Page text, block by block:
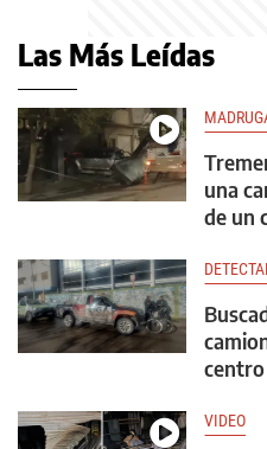
Las Más Leídas
una
de un
VIDEO